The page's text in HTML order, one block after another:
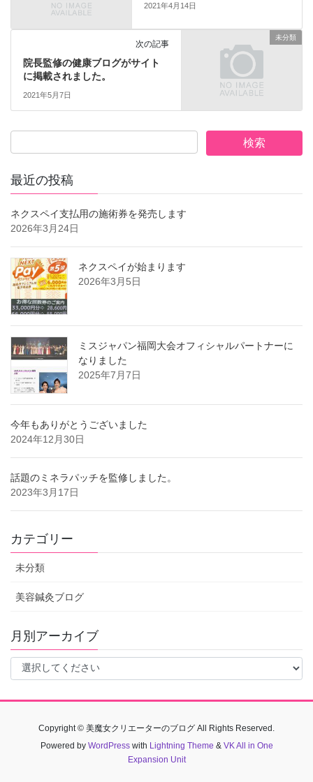
2021年4月14日
未分類
次の記事
院長監修の健康ブログがサイト
に掲載されました。
2021年5月7日
最近の投稿
ネクスペイ支払用の施術券を発売します
2026年3月24日
ネクスペイが始まります
2026年3月5日
ミスジャパン福岡大会オフィシャルパートナーに
なりました
2025年7月7日
今年もありがとうございました
2024年12月30日
話題のミネラパッチを監修しました。
2023年3月17日
カテゴリー
未分類
美容鍼灸ブログ
月別アーカイブ
Copyright © 美魔女クリエーターのブログ All Rights Reserved.
Powered by WordPresswith Lightning Theme & VK All in One
Expansion Unit